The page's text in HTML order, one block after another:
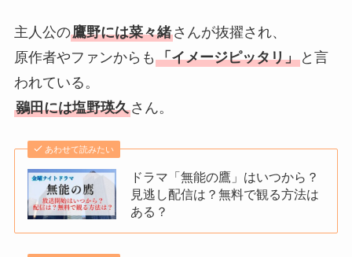
主人公の鷹野には菜々緒さんが抜擢され、
原作者やファンからも 「イメージピッタリ」と言
われている。
鶸田には塩野瑛久さん。
あわせて読みたい
ドラマ「無能の鷹」はいつから？
見逃し配信は？無料で観る方法は
ある？